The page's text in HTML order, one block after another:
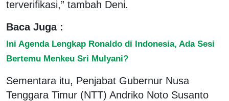
terverifikasi,” tambah Deni.
Baca Juga :
Ini Agenda Lengkap Ronaldo di Indonesia, Ada Sesi
Bertemu Menkeu Sri Mulyani?
Sementara itu, Penjabat Gubernur Nusa
Tenggara Timur (NTT) Andriko Noto Susanto